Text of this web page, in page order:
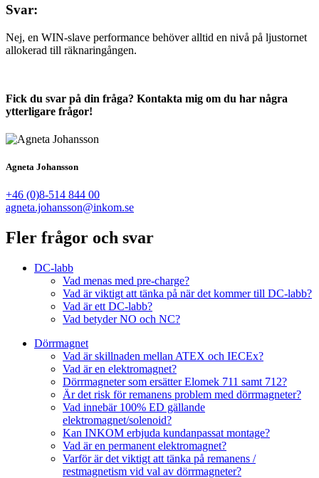
Svar:
Nej, en WIN-slave performance behöver alltid en nivå på ljustornet
allokerad till räknaringången.
Fick du svar på din fråga? Kontakta mig om du har några
ytterligare frågor!
Agneta Johansson
+46 (0)8-514 844 00
agneta.johansson@inkom.se
Fler frågor och svar
DC-labb
Vad menas med pre-charge?
Vad är viktigt att tänka på när det kommer till DC-labb?
Vad är ett DC-labb?
Vad betyder NO och NC?
Dörrmagnet
Vad är skillnaden mellan ATEX och IECEx?
Vad är en elektromagnet?
Dörrmagneter som ersätter Elomek 711 samt 712?
Är det risk för remanens problem med dörrmagneter?
Vad innebär 100% ED gällande
elektromagnet/solenoid?
Kan INKOM erbjuda kundanpassat montage?
Vad är en permanent elektromagnet?
Varför är det viktigt att tänka på remanens /
restmagnetism vid val av dörrmagneter?